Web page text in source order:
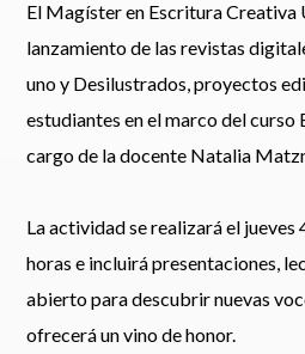
El Magíster en Escritura Creativa
lanzamiento de las revistas
uno y Desilustrados, proyectos
estudiantes en el marco del curso
cargo de la docente Natalia
La actividad se realizará el jueves
horas e incluirá presentaciones,
abierto para descubrir nuevas
ofrecerá un vino de honor.